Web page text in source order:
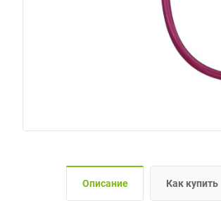
Описание Как купить